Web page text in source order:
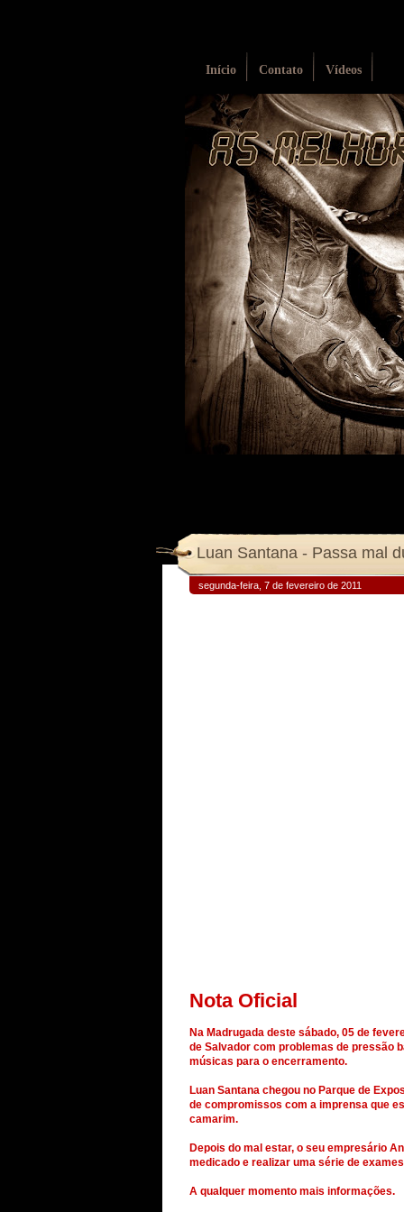
Início Contato Vídeos
Luan Santana - Passa mal
segunda-feira, 7 de fevereiro de 2011
Nota Oficial
Na Madrugada deste sábado, 05 de
de Salvador com problemas de pressão
músicas para o encerramento.
Luan Santana chegou no Parque de
de compromissos com a imprensa que
camarim.
Depois do mal estar, o seu empresário
medicado e realizar uma série de
A qualquer momento mais informações.